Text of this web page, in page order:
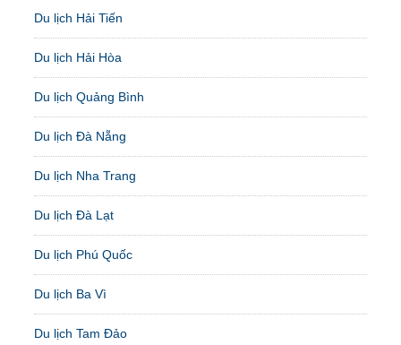
Du lịch Hải Tiến
Du lịch Hải Hòa
Du lịch Quảng Bình
Du lịch Đà Nẵng
Du lịch Nha Trang
Du lịch Đà Lạt
Du lịch Phú Quốc
Du lịch Ba Vì
Du lịch Tam Đảo